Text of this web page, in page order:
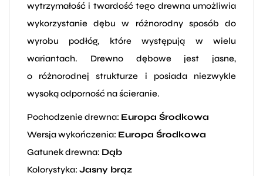
wytrzymałość i twardość tego drewna umożliwia
wykorzystanie dębu w różnorodny sposób do
wyrobu podłóg, które występują w wielu
wariantach. Drewno dębowe jest jasne,
o różnorodnej strukturze i posiada niezwykle
wysoką odporność na ścieranie.
Pochodzenie drewna: Europa Środkowa
Wersja wykończenia: Europa Środkowa
Gatunek drewna: Dąb
Kolorystyka: Jasny brąz